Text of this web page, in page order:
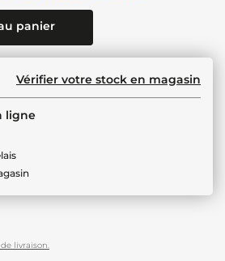
panier
Vérifier votre stock en magasin
ligne
livraison.